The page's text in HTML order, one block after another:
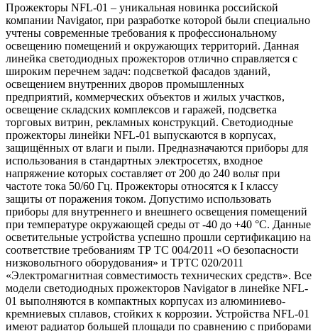
Прожекторы NFL-01 – уникальная новинка российской
компании Navigator, при разработке которой были специально
учтены современные требования к профессиональному
освещению помещений и окружающих территорий. Данная
линейка светодиодных прожекторов отлично справляется с
широким перечнем задач: подсветкой фасадов зданий,
освещением внутренних дворов промышленных
предприятий, коммерческих объектов и жилых участков,
освещение складских комплексов и гаражей, подсветка
торговых витрин, рекламных конструкций. Светодиодные
прожекторы линейки NFL-01 выпускаются в корпусах,
защищённых от влаги и пыли. Предназначаются приборы для
использования в стандартных электросетях, входное
напряжение которых составляет от 200 до 240 вольт при
частоте тока 50/60 Гц. Прожекторы относятся к I классу
защиты от поражения током. Допустимо использовать
приборы для внутреннего и внешнего освещения помещений
при температуре окружающей среды от -40 до +40 °С. Данные
осветительные устройства успешно прошли сертификацию на
соответствие требованиям ТР ТС 004/2011 «О безопасности
низковольтного оборудования» и ТРТС 020/2011
«Электромагнитная совместимость технических средств». Все
модели светодиодных прожекторов Navigator в линейке NFL-
01 выполняются в компактных корпусах из алюминиево-
кремниевых сплавов, стойких к коррозии. Устройства NFL-01
имеют радиатор большей площади по сравнению с приборами